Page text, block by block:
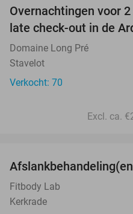
Overnachtingen voor
late check-out in de
Domaine Long Pré
Stavelot
Verkocht: 70
Excl. ca.
Fitbody Lab
Kerkrade